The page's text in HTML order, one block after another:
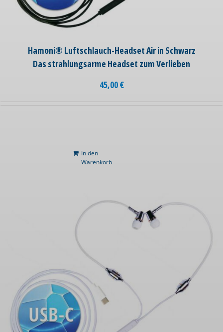
Hamoni® Luftschlauch-Headset Air in Schwarz
Das strahlungsarme Headset zum Verlieben
45,00€
In den
Warenkorb